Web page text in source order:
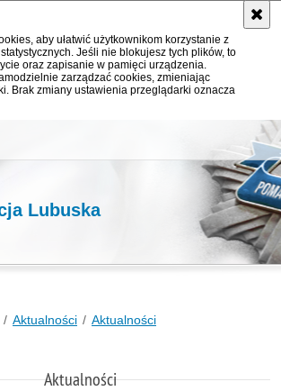
aby ułatwić użytkownikom korzystanie z
Jeśli nie blokujesz tych plików, to
oraz zapisanie w pamięci urządzenia.
zarządzać cookies, zmieniając
Brak zmiany ustawienia przeglądarki oznacza
Lubuska
Aktualności Aktualności
Aktualności